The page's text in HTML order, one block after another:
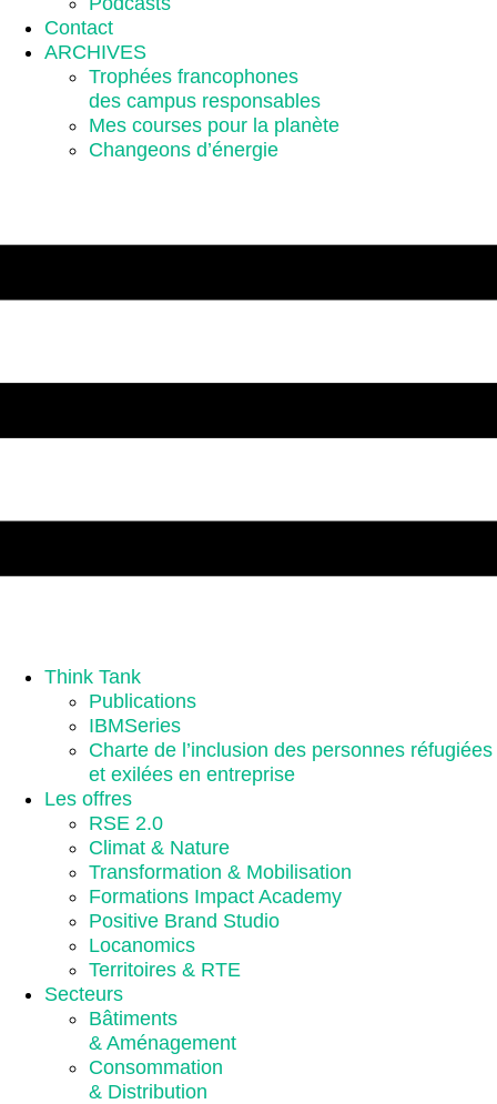
Contact
ARCHIVES
Trophées francophones
des campus responsables
Mes courses pour la planète
Changeons d’énergie
Think Tank
Publications
IBMSeries
Charte de l’inclusion des personnes réfugiées
et exilées en entreprise
Les offres
RSE 2.0
Climat & Nature
Transformation & Mobilisation
Formations Impact Academy
Positive Brand Studio
Locanomics
Territoires & RTE
Secteurs
Bâtiments
& Aménagement
Consommation
& Distribution